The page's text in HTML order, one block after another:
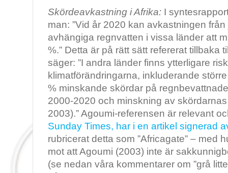
Skördeavkastning i Afrika: I
man: ”Vid år 2020 kan avkastningen
avhängiga regnvatten i vissa länder att
%.” Detta är på rätt sätt refererat tillbaka
säger: ”I andra länder finns ytterligare
klimatförändringarna, inkluderande
% minskande skördar på
2000-2020 och minskning av
2003).” Agoumi-referensen är relevant
Sunday Times, har i en artikel signerad
rubricerat detta som ”Africagate” – med
mot att Agoumi (2003) inte är
(se nedan våra kommentarer om ”grå